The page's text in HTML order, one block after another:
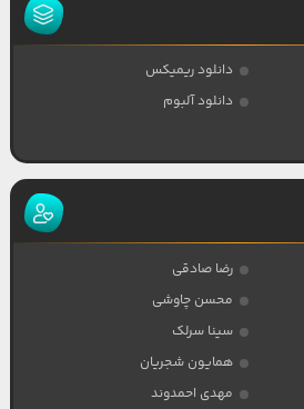
دانلود ریمیکس
دانلود آلبوم
رضا صادقی
محسن چاوشی
سینا سرلک
همایون شجریان
مهدی احمدوند